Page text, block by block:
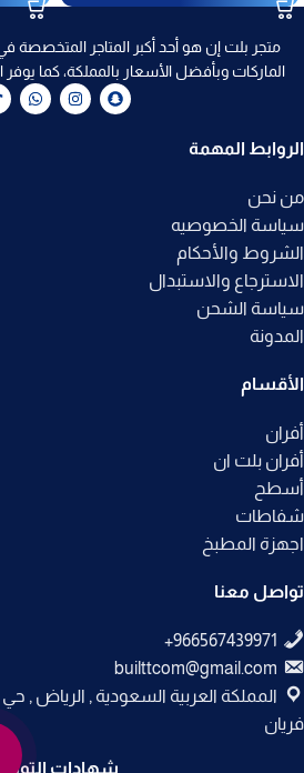
متجر بلت إن هو أحد أكبر المتاجر المتخصصة
الماركات وبأفضل الأسعار بالمملكة، كما
الروابط المهمة
من نحن
سياسة الخصوصيه
الشروط والأحكام
الاسترجاع والاستبدال
سياسة الشحن
المدونة
الأقسام
أفران
أفران بلت ان
أسطح
شفاطات
اجهزة المطبخ
تواصل معنا
builttcom@gmail.com
المملكة العربية السعودية , الرياض ,
فريان
شهادات التوثيق